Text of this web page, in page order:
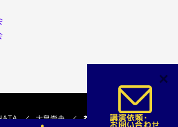
／ 大畠崇央 ／ おおはたたかお
×